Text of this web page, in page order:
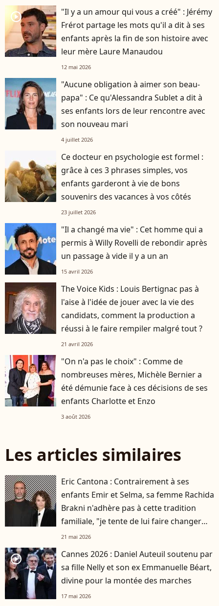
player2
"Il y a un amour qui vous a créé" : Jérémy
Frérot partage les mots qu'il a dit à ses
enfants après la fin de son histoire avec
leur mère Laure Manaudou
12 mai 2026
"Aucune obligation à aimer son beau-
papa" : Ce qu'Alessandra Sublet a dit à
ses enfants lors de leur rencontre avec
son nouveau mari
4 juillet 2026
Ce docteur en psychologie est formel :
grâce à ces 3 phrases simples, vos
enfants garderont à vie de bons
souvenirs des vacances à vos côtés
23 juillet 2026
"Il a changé ma vie" : Cet homme qui a
permis à Willy Rovelli de rebondir après
un passage à vide il y a un an
15 avril 2026
The Voice Kids : Louis Bertignac pas à
l'aise à l'idée de jouer avec la vie des
candidats, comment la production a
réussi à le faire rempiler malgré tout ?
21 avril 2026
"On n'a pas le choix" : Comme de
nombreuses mères, Michèle Bernier a
été démunie face à ces décisions de ses
enfants Charlotte et Enzo
3 août 2026
Les articles similaires
Eric Cantona : Contrairement à ses
enfants Emir et Selma, sa femme Rachida
Brakni n'adhère pas à cette tradition
familiale, "je tente de lui faire changer
d'avis"
21 mai 2026
player2
Cannes 2026 : Daniel Auteuil soutenu par
sa fille Nelly et son ex Emmanuelle Béart,
divine pour la montée des marches
17 mai 2026